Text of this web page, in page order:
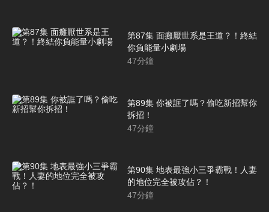
第87集 面癱厭世系是王道？！終結
你負能量小劇場
47分鐘
第89集 你被誆了嗎？偷吃新招幫你
拆招！
47分鐘
第90集 地表最強小三爭霸戰！人妻
的地位完全被攻佔？！
47分鐘